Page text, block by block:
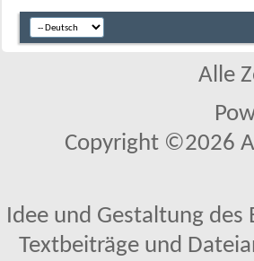
Alle
Copyright ©2026
Idee und Gestaltung
Textbeiträge und